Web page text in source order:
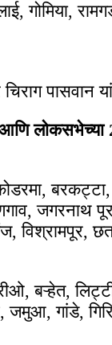
गोमिया,
पासवान
लोकसभेच्या
बरकट्टा,
जगरनाथ
विश्रामपूर,
बऱ्हेत,
गांडे,